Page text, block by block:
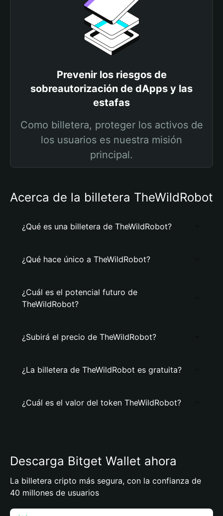
Prevenir los riesgos de
sobreautorización de dApps y las
estafas
Como billetera, proteger los activos de
los usuarios es nuestra misión
principal.
Acerca de la billetera TheWildRobot
¿Qué es una billetera de TheWildRobot?
¿Qué hace único a TheWildRobot?
¿Cuál es el potencial futuro de
TheWildRobot?
¿Subirá el precio de TheWildRobot?
¿La billetera de TheWildRobot es gratuita?
¿Cuál es el valor del token TheWildRobot?
Descarga Bitget Wallet ahora
La billetera cripto más segura, con la confianza de
40 millones de usuarios